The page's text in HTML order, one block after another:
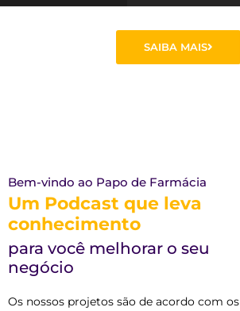
SAIBA MAIS
Bem-vindo ao Papo de Farmácia
Um Podcast que leva
conhecimento
para você melhorar o seu
negócio
Os nossos projetos são de acordo com os